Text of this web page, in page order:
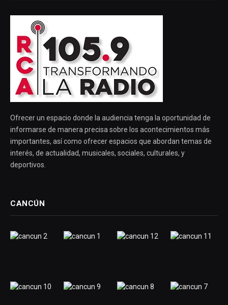
Ofrecer un espacio donde la audiencia tenga la oportunidad de
informarse de manera precisa sobre los acontecimientos más
importantes, así como ofrecer espacios que abordan temas de
interés, de actualidad, musicales, sociales, culturales, y
deportivos.
CANCÚN